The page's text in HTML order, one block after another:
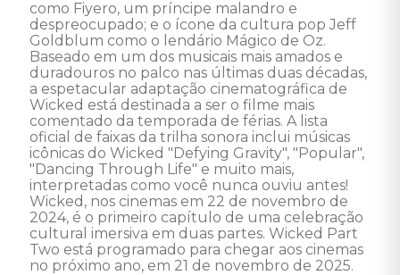
como Fiyero, um príncipe malandro e
despreocupado; e o ícone da cultura pop Jeff
Goldblum como o lendário Mágico de Oz.
Baseado em um dos musicais mais amados e
duradouros no palco nas últimas duas décadas,
a espetacular adaptação cinematográfica de
Wicked está destinada a ser o filme mais
comentado da temporada de férias. A lista
oficial de faixas da trilha sonora inclui músicas
icônicas do Wicked "Defying Gravity", "Popular",
"Dancing Through Life" e muito mais,
interpretadas como você nunca ouviu antes!
Wicked, nos cinemas em 22 de novembro de
2024, é o primeiro capítulo de uma celebração
cultural imersiva em duas partes. Wicked Part
Two está programado para chegar aos cinemas
no próximo ano, em 21 de novembro de 2025.